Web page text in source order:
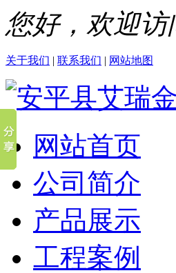
您好，欢迎
关于我们 | 联系我们 | 网站地图
网站首页
公司简介
产品展示
工程案例